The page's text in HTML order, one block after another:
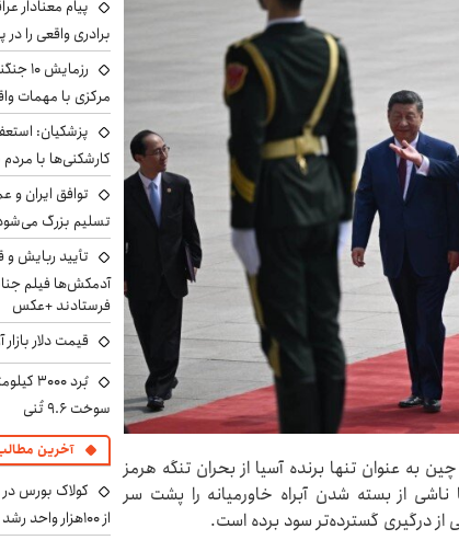
به عنوان تنها برنده آسیا از بحران تنگه هرمز
از بسته شدن آبراه خاورمیانه را پشت سر
از درگیری گسترده‌تر سود برده است.
پیام معنادار
برادری واقعی را
مرکزی با مهمات
پزشکیان:
کارشکنی‌ها با
توافق ایران و
تسلیم بزرگ
تأیید ربایش
آدمکش‌ها فیلم
فرستادند +عکس
قیمت دلار بازار آزاد
سوخت ۹.۶ تُنی
آخرین
کولاک بورس
از ۱۰۰هزار واحد رشد کرد